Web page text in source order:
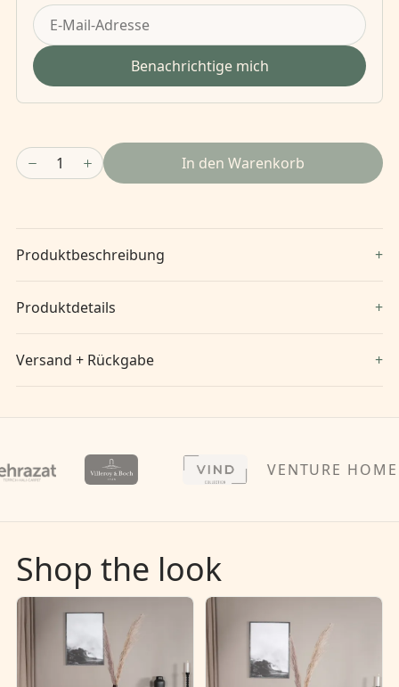
Benachrichtige mich
1 In den Warenkorb
Produktbeschreibung
Produktdetails
Versand + Rückgabe
VENTURE HOME
Shop the look